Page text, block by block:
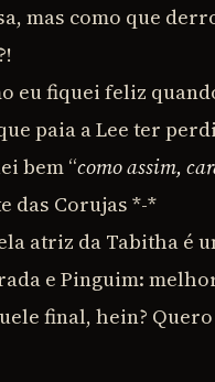
mas como que
eu fiquei feliz
paia a Lee ter
bem “como assim,
das Corujas *-*
atriz da Tabitha é
e Pinguim:
final, hein?